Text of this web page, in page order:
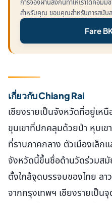
การจองผ่านลิงก์นี้ทำให้เราได้คอม
สำหรับคุณ ขอบคุณสำหรับการสนับ
Fare
เกี่ยวกับ Chiang Rai
เชียงรายเป็นจังหวัดที่อยู่เห
ขุนเขาที่ปกคลุมด้วยป่า หุบเข
ที่ราบภาคกลาง ตัวเมืองเล็กแ
จังหวัดนี้ขึ้นชื่อด้านวัดร่วมส
ตั้งใกล้จุดบรรจบของไทย ลา
จากกรุงเทพฯ เชียงรายเป็น